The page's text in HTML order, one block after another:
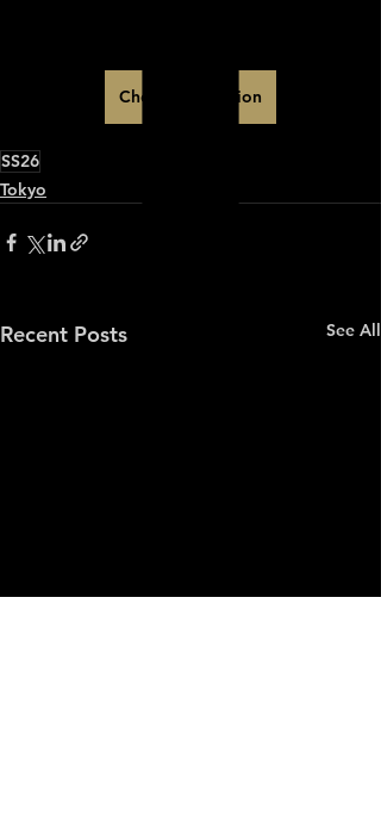
Check Publication
SS26
Tokyo
Recent Posts See All